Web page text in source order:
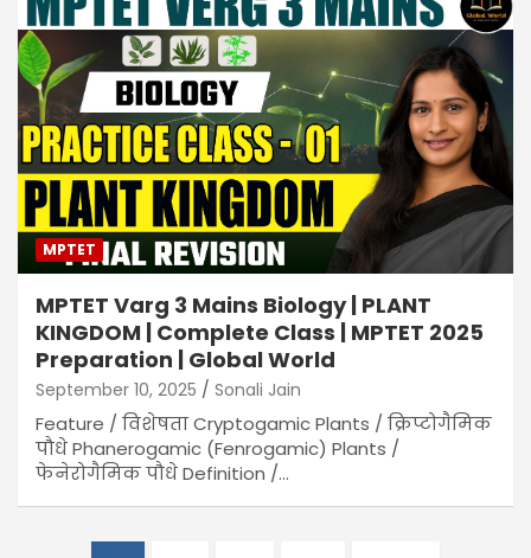
MPTET
MPTET Varg 3 Mains Biology | PLANT
KINGDOM | Complete Class | MPTET 2025
Preparation | Global World
September 10, 2025 Sonali Jain
Feature / विशेषता Cryptogamic Plants / क्रिप्टोगैमिक
पौधे Phanerogamic (Fenrogamic) Plants /
फेनेरोगैमिक पौधे Definition /…